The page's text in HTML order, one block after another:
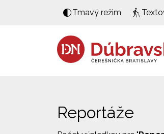
Tmavý režim
Reportáže